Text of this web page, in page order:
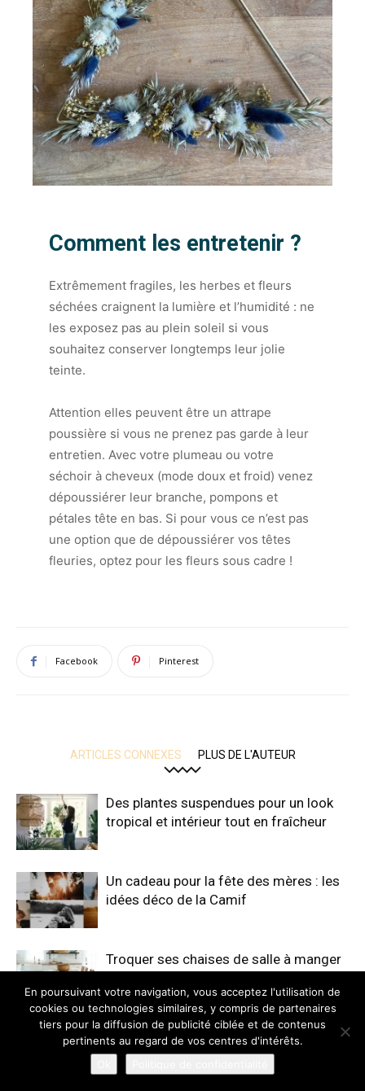
Comment les entretenir ?
Extrêmement fragiles, les herbes et fleurs
séchées craignent la lumière et l’humidité : ne
les exposez pas au plein soleil si vous
souhaitez conserver longtemps leur jolie
teinte.
Attention elles peuvent être un attrape
poussière si vous ne prenez pas garde à leur
entretien. Avec votre plumeau ou votre
séchoir à cheveux (mode doux et froid) venez
dépoussiérer leur branche, pompons et
pétales tête en bas. Si pour vous ce n’est pas
une option que de dépoussiérer vos têtes
fleuries, optez pour les fleurs sous cadre !
Facebook Pinterest
ARTICLES CONNEXES PLUS DE L'AUTEUR
Des plantes suspendues pour un look
tropical et intérieur tout en fraîcheur
Un cadeau pour la fête des mères : les
idées déco de la Camif
Troquer ses chaises de salle à manger
Un balcon à l’abri des regards : Nos 5
conseils pour gérer le vis-à-vis
En poursuivant votre navigation, vous acceptez l'utilisation de
cookies ou technologies similaires, y compris de partenaires
tiers pour la diffusion de publicité ciblée et de contenus
pertinents au regard de vos centres d'intérêts.